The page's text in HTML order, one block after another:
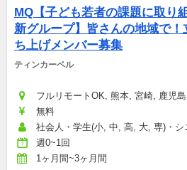
MQ【子ども若者の課題に取り
新グループ】皆さんの地域で！
ち上げメンバー募集
ティンカーベル
フルリモートOK, 熊本, 宮崎, 鹿児
無料
社会人・学生(小, 中, 高, 大, 専)・シ
週0~1回
1ヶ月間~3ヶ月間